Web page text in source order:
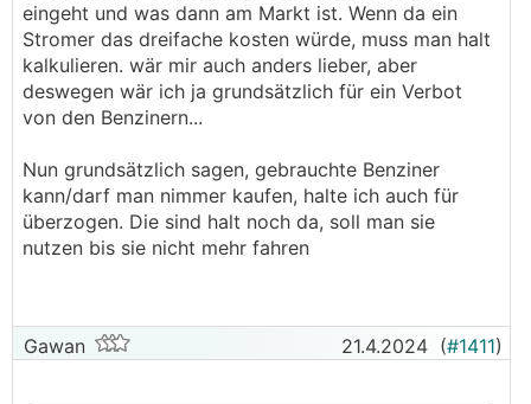
eingeht und was dann am Markt ist. Wenn da ein
Stromer das dreifache kosten würde, muss man halt
kalkulieren. wär mir auch anders lieber, aber
deswegen wär ich ja grundsätzlich für ein Verbot
von den Benzinern...
Nun grundsätzlich sagen, gebrauchte Benziner
kann/darf man nimmer kaufen, halte ich auch für
überzogen. Die sind halt noch da, soll man sie
nutzen bis sie nicht mehr fahren
Gawan 21.4.2024 (#1411)